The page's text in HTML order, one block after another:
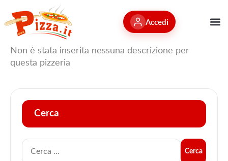
Accedi
Non è stata inserita nessuna descrizione per
questa pizzeria
Cerca